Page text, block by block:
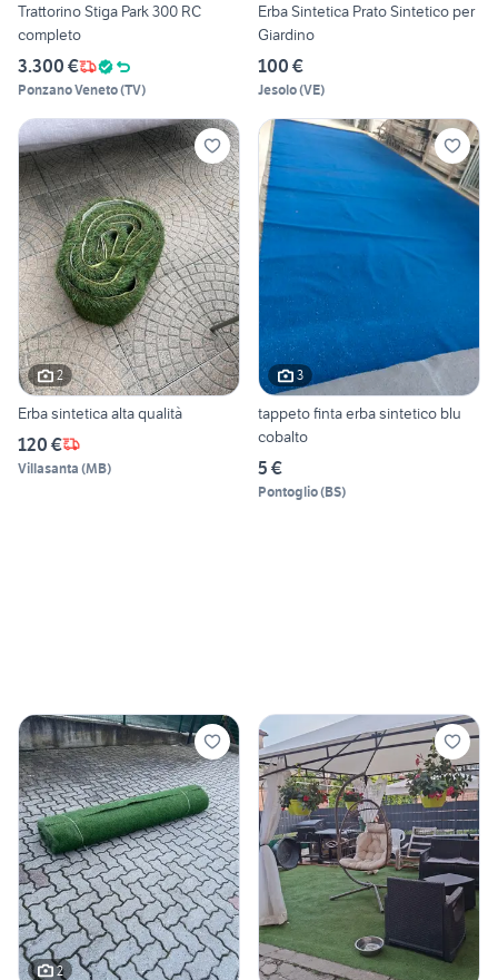
Trattorino Stiga Park 300 RC
completo
3.300 €
Ponzano Veneto(TV)
Erba Sintetica Prato Sintetico per
Giardino
100 €
Jesolo(VE)
2
Erba sintetica alta qualità
120 €
Villasanta (MB)
3
tappeto finta erba sintetico blu
cobalto
5 €
Pontoglio(BS)
2